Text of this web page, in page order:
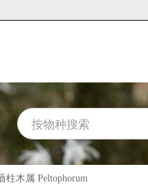
柱木属 Peltophorum